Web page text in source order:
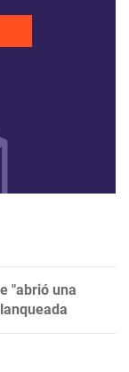
"abrió una